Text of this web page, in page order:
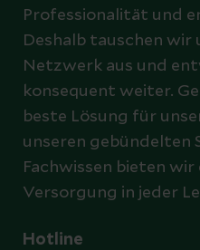
Professionalität und
Deshalb tauschen wir
Netzwerk aus und
konsequent weiter.
beste Lösung für
unseren gebündelten
Fachwissen bieten
Versorgung in jeder
Hotline